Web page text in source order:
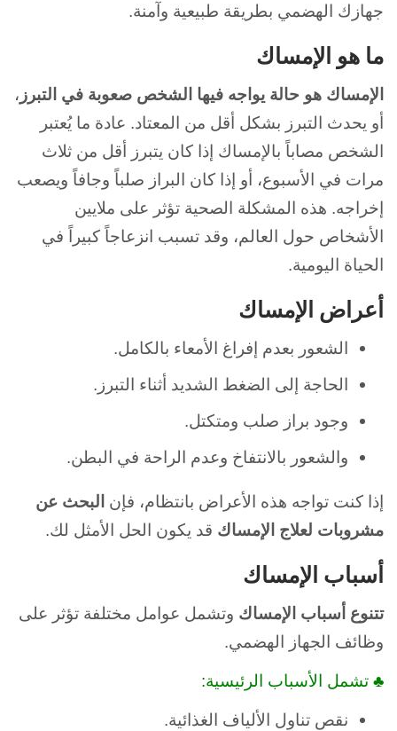
جهازك الهضمي بطريقة طبيعية وآمنة.
ما هو الإمساك
الإمساك هو حالة يواجه فيها الشخص صعوبة في التبرز ،
أو يحدث التبرز بشكل أقل من المعتاد. عادة ما يُعتبر
الشخص مصاباً بالإمساك إذا كان يتبرز أقل من ثلاث
مرات في الأسبوع، أو إذا كان البراز صلباً وجافاً ويصعب
إخراجه. هذه المشكلة الصحية تؤثر على ملايين
الأشخاص حول العالم، وقد تسبب انزعاجاً كبيراً في
الحياة اليومية.
أعراض الإمساك
الشعور بعدم إفراغ الأمعاء بالكامل.
الحاجة إلى الضغط الشديد أثناء التبرز.
وجود براز صلب ومتكتل.
والشعور بالانتفاخ وعدم الراحة في البطن.
إذا كنت تواجه هذه الأعراض بانتظام، فإن البحث عن
مشروبات لعلاج الإمساك قد يكون الحل الأمثل لك.
أسباب الإمساك
تتنوع أسباب الإمساك وتشمل عوامل مختلفة تؤثر على
وظائف الجهاز الهضمي.
♣ تشمل الأسباب الرئيسية:
نقص تناول الألياف الغذائية.